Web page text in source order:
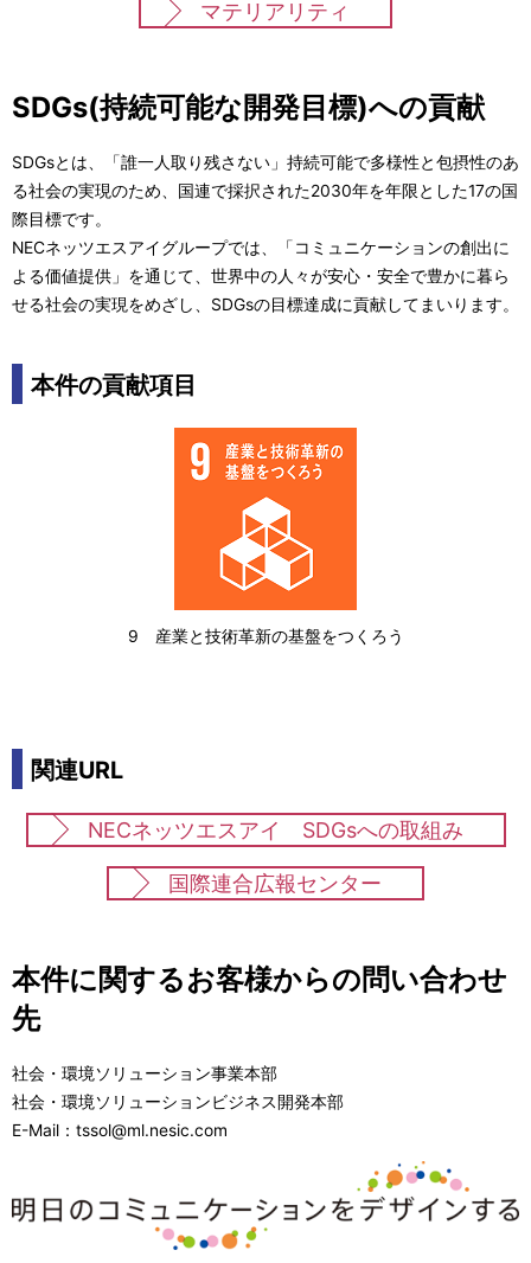
マテリアリティ
SDGs(持続可能な開発目標)への貢献
SDGsとは、「誰一人取り残さない」持続可能で多様性と包摂性のあ
る社会の実現のため、国連で採択された2030年を年限とした17の国
際目標です。
NECネッツエスアイグループでは、「コミュニケーションの創出に
よる価値提供」を通じて、世界中の人々が安心・安全で豊かに暮ら
せる社会の実現をめざし、SDGsの目標達成に貢献してまいります。
本件の貢献項目
9 産業と技術革新の基盤をつくろう
関連URL
NECネッツエスアイ SDGsへの取組み
国際連合広報センター
本件に関するお客様からの問い合わせ
先
社会・環境ソリューション事業本部
社会・環境ソリューションビジネス開発本部
E-Mail：tssol@ml.nesic.com